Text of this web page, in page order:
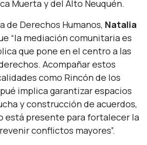
Muerta y del Alto Neuquén.
de Derechos Humanos, Natalia
“la mediación comunitaria es
que pone en el centro a las
Acompañar estos
como Rincón de los
implica garantizar espacios
y construcción de acuerdos,
está presente para fortalecer la
conflictos mayores”.